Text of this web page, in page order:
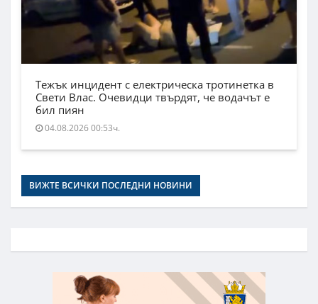
Тежък инцидент с електрическа тротинетка в
Свети Влас. Очевидци твърдят, че водачът е
бил пиян
04.08.2026 00:53ч.
ВИЖТЕ ВСИЧКИ ПОСЛЕДНИ НОВИНИ